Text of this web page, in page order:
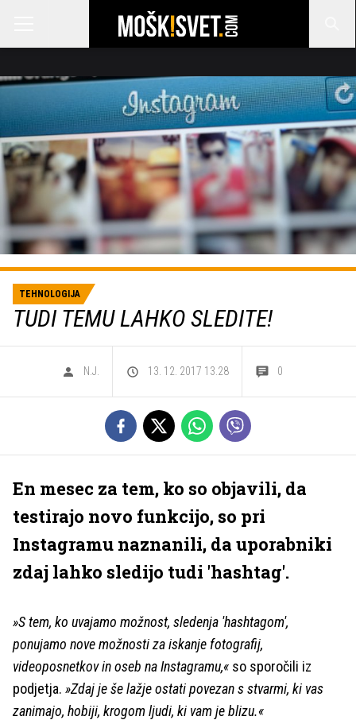
TEHNOLOGIJA
TUDI TEMU LAHKO SLEDITE!
N.J. 13. 12. 2017 13.28 0
En mesec za tem, ko so objavili, da
testirajo novo funkcijo, so pri
Instagramu naznanili, da uporabniki
zdaj lahko sledijo tudi 'hashtag'.
»S tem, ko uvajamo možnost, sledenja 'hashtagom',
ponujamo nove možnosti za iskanje fotografij,
videoposnetkov in oseb na Instagramu,« so sporočili iz
podjetja. »Zdaj je še lažje ostati povezan s stvarmi, ki vas
zanimajo, hobiji, krogom ljudi, ki vam je blizu.«